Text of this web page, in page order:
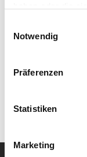
Cookies, wenn
Notwendig
Präferenzen
Statistiken
Marketing
Sie erhalten
über unsere
Wenn Sie sich